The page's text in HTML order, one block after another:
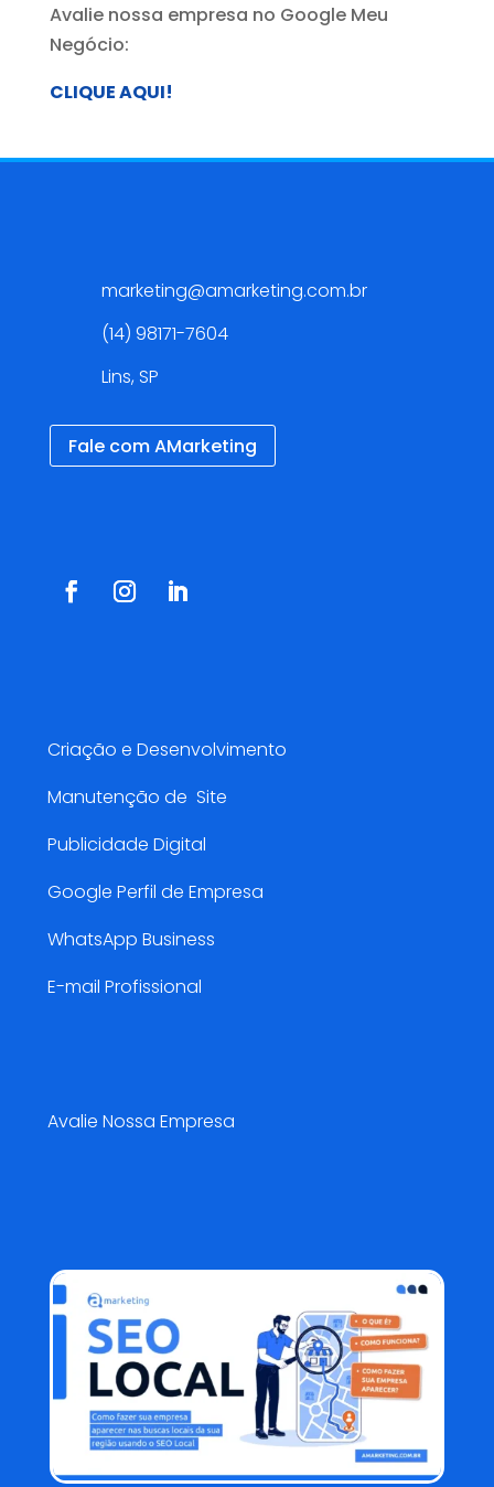
Avalie nossa empresa no Google Meu
Negócio:
CLIQUE AQUI!
marketing@amarketing.com.br
(14) 98171-7604
Lins, SP
Fale com AMarketing
Criação e Desenvolvimento
Manutenção de Site
Publicidade Digital
Google Perfil de Empresa
WhatsApp Business
E-mail Profissional
Avalie Nossa Empresa